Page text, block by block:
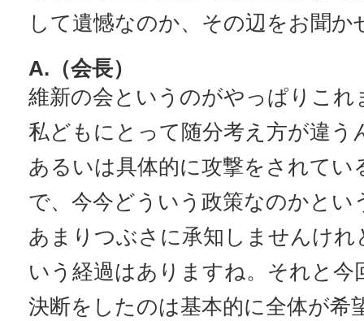
して遺憾なのか、その辺をお聞か
A.（会長）
維新の会というのがやっぱりこれ
私どもにとって随分考え方が違う
あるいは具体的に攻撃をされてい
で、今今どういう政策なのかとい
あまりつぶさに承知しませんけ
いう経過はありますね。それと今
決断をしたのは基本的に全体が希